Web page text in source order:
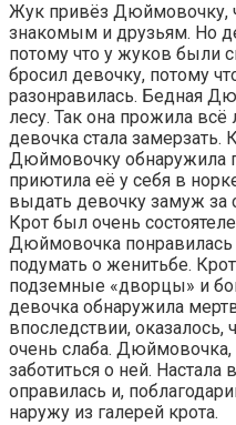
Жук привёз Дюймовочку,
знакомым и друзьям. Но
потому что у жуков были
бросил девочку, потому
разонравилась. Бедная
лесу. Так она прожила всё
девочка стала
Дюймовочку обнаружила
приютила её у себя в
выдать девочку замуж за
Крот был очень
Дюймовочка понравилась
подумать о женитьбе.
подземные «дворцы» и
девочка обнаружила
впоследствии, оказалось,
очень слаба.
заботиться о ней. Настала
оправилась и,
наружу из галерей крота.